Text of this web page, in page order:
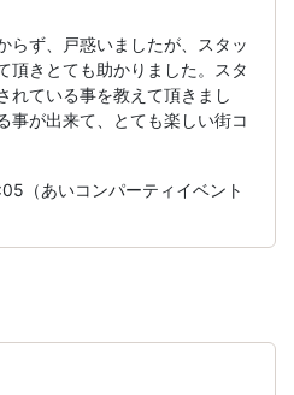
らず、戸惑いましたが、スタッ
頂きとても助かりました。スタ
れている事を教えて頂きまし
事が出来て、とても楽しい街コ
（あいコンパーティイベント